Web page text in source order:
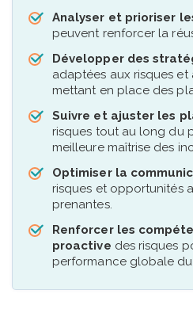
Analyser et prioriser
peuvent renforcer la
Développer des
adaptées aux risques
mettant en place des
Suivre et ajuster les
risques tout au long du
meilleure maîtrise des
Optimiser la
risques et opportunités
prenantes.
Renforcer les
proactive des risques
performance globale du